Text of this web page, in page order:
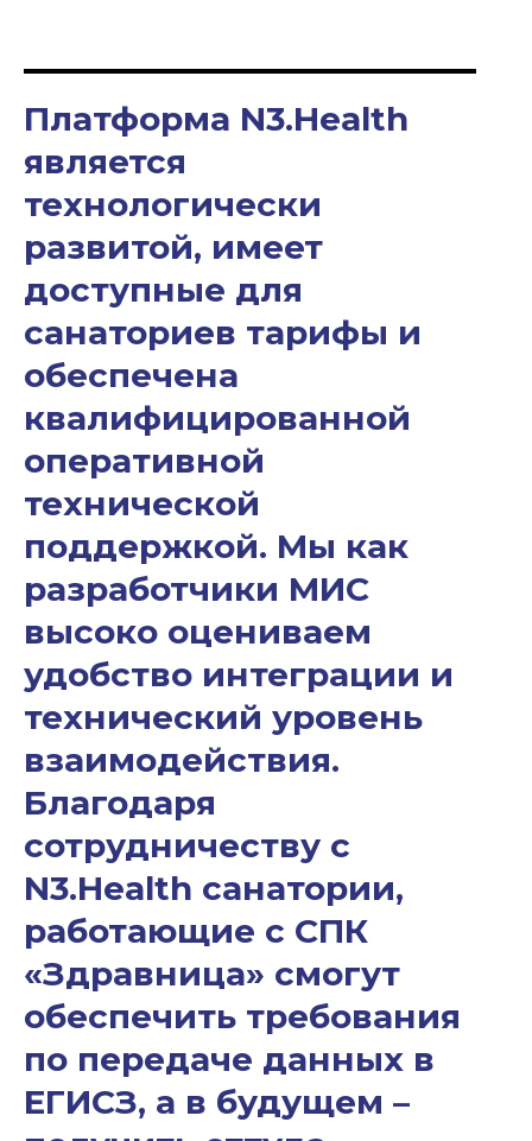
Платформа N3.Health
является
технологически
развитой, имеет
доступные для
санаториев тарифы и
обеспечена
квалифицированной
оперативной
технической
поддержкой. Мы как
разработчики МИС
высоко оцениваем
удобство интеграции и
технический уровень
взаимодействия.
Благодаря
сотрудничеству с
N3.Health санатории,
работающие с СПК
«Здравница» смогут
обеспечить требования
по передаче данных в
ЕГИСЗ, а в будущем –